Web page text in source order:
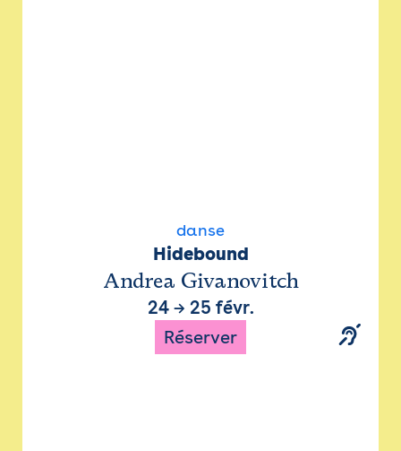
danse
Hidebound
Andrea Givanovitch
24→ 25 févr.
Réserver